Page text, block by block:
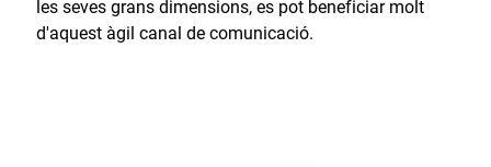
les seves grans dimensions, es pot beneficiar molt
d'aquest àgil canal de comunicació.​